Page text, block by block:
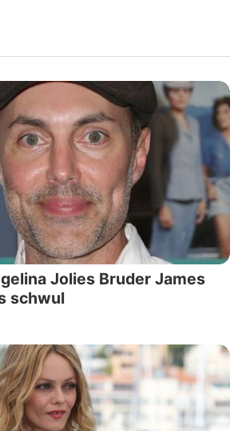
Jolies Bruder James
schwul